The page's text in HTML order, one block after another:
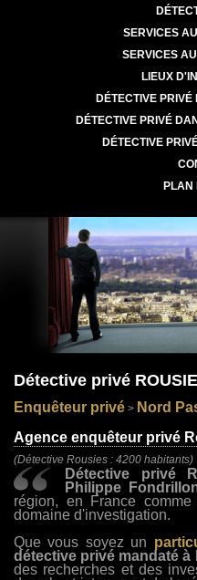
SERVICES
SERVICES
LIEUX
DÉTECTIVE PRIVÉ
DÉTECTIVE PRIVÉ
DÉTECTIVE
PLAN
Détective privé
Enquêteur privé > Nord
Agence enquêteur privé
(Détective Rousies : 4200 habitants)
Détective privé
Philippe
région, en France
domaine d'investigation.
Que vous soyez un
détective privé mandaté à
des recherches et des